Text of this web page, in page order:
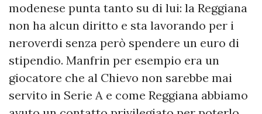
modenese punta tanto su di lui: la Reggiana
non ha alcun diritto e sta lavorando per i
neroverdi senza però spendere un euro di
stipendio. Manfrin per esempio era un
giocatore che al Chievo non sarebbe mai
servito in Serie A e come Reggiana abbiamo